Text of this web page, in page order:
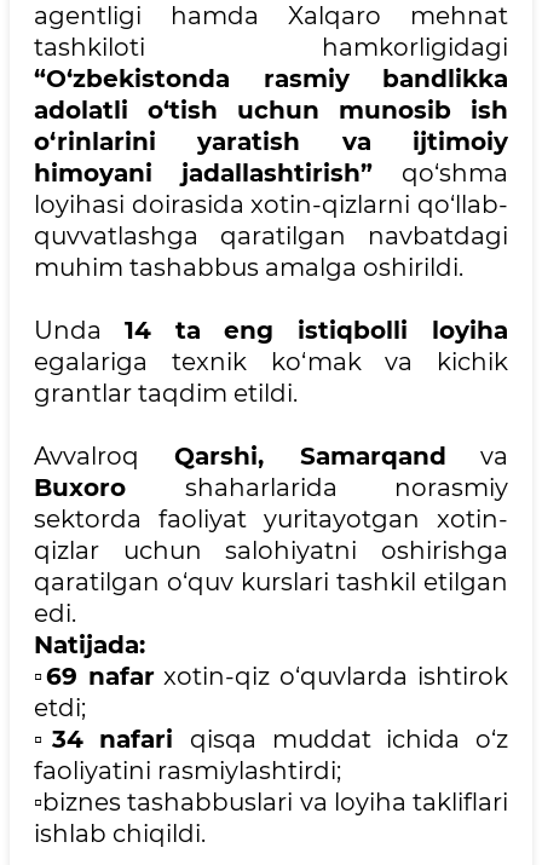
agentligi hamda Xalqaro mehnat
tashkiloti hamkorligidagi
“O‘zbekistonda rasmiy bandlikka
adolatli o‘tish uchun munosib ish
o‘rinlarini yaratish va ijtimoiy
himoyani jadallashtirish” qo‘shma
loyihasi doirasida xotin-qizlarni qo‘llab-
quvvatlashga qaratilgan navbatdagi
muhim tashabbus amalga oshirildi.
Unda 14 ta eng istiqbolli loyiha
egalariga texnik ko‘mak va kichik
grantlar taqdim etildi.
Avvalroq Qarshi, Samarqand va
Buxoro shaharlarida norasmiy
sektorda faoliyat yuritayotgan xotin-
qizlar uchun salohiyatni oshirishga
qaratilgan o‘quv kurslari tashkil etilgan
edi.
Natijada:
▫️69 nafarxotin-qiz o‘quvlarda ishtirok
etdi;
▫️ 34 nafari qisqa muddat ichida o‘z
faoliyatini rasmiylashtirdi;
▫️biznes tashabbuslari va loyiha takliflari
ishlab chiqildi.